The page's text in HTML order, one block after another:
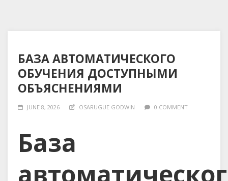
БАЗА АВТОМАТИЧЕСКОГО
ОБУЧЕНИЯ ДОСТУПНЫМИ
ОБЪЯСНЕНИЯМИ
JUNE 8, 2026 OSARUGUE GODWIN 0 COMMENT
База